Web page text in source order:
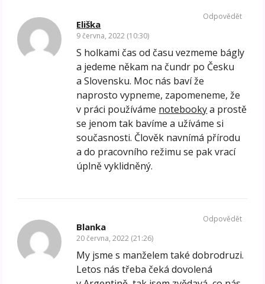
Eliška
9 června, 2022 (10:30)
S holkami čas od času vezmeme bágly
a jedeme někam na čundr po Česku
a Slovensku. Moc nás baví že
naprosto vypneme, zapomeneme, že
v práci používáme notebookya prostě
se jenom tak bavíme a užíváme si
současnosti. Člověk navnímá přírodu
a do pracovního režimu se pak vrací
úplně vyklidněný.
Odpovědět
Blanka
20 června, 2022 (21:26)
My jsme s manželem také dobrodruzi.
Letos nás třeba čeká dovolená
Odpovědět